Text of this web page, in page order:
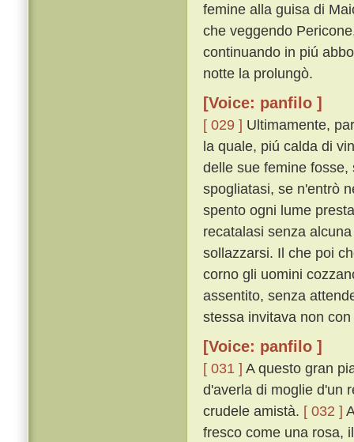
femine alla guisa di
che veggendo
continuando in piú
notte la prolungò.
[Voice: panfilo ]
[ 029 ] Ultimamente,
la quale, piú calda di
delle sue femine
spogliatasi, se n'entrò
spento ogni lume
recatalasi senza
sollazzarsi. Il che poi
corno gli uomini
assentito, senza
stessa invitava non
[Voice: panfilo ]
[ 031 ] A questo gran
d'averla di moglie d'un
crudele amistà. [ 032 ]
fresco come una rosa,